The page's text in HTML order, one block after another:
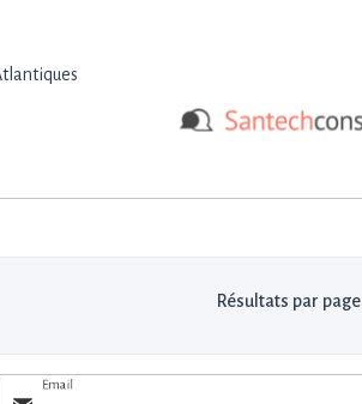
Résultats par page
Email